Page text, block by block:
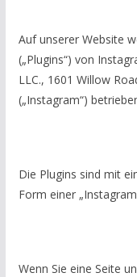
Auf unserer Website
(„Plugins“) von
LLC., 1601 Willow
(„Instagram“)
Die Plugins sind mit
Form einer
Wenn Sie eine Seite